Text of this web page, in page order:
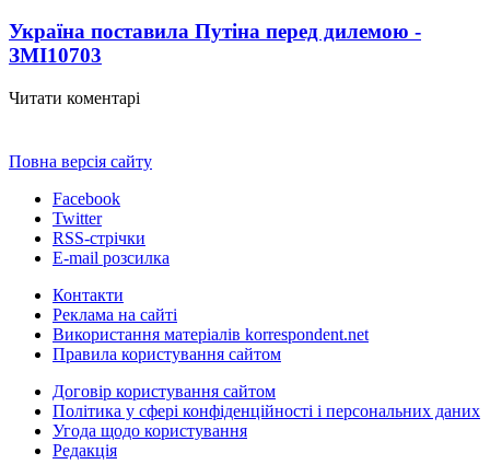
Україна поставила Путіна перед дилемою -
ЗМІ10703
Читати коментарі
Повна версія сайту
Facebook
Twitter
RSS-стрічки
E-mail розсилка
Контакти
Реклама на сайті
Використання матеріалів korrespondent.net
Правила користування сайтом
Договір користування сайтом
Політика у сфері конфіденційності і персональних даних
Угода щодо користування
Редакція